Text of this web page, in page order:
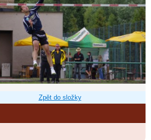
Zpět do složky